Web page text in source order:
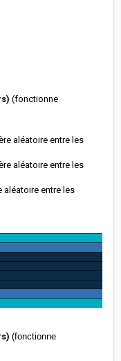
(fonctionne
aléatoire entre les
aléatoire entre les
aléatoire entre les
(fonctionne